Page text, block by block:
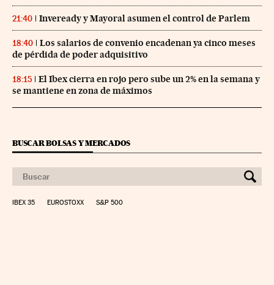
21:40 Inveready y Mayoral asumen el control de Parlem
18:40
Los salarios de convenio encadenan ya cinco meses
de pérdida de poder adquisitivo
18:15
El Ibex cierra en rojo pero sube un 2% en la semana y
se mantiene en zona de máximos
BUSCAR BOLSAS Y MERCADOS
IBEX 35 EUROSTOXX S&P 500